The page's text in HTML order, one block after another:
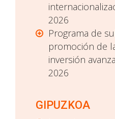
2026
Programa de
promoción de
inversión
2026
GIPUZKOA